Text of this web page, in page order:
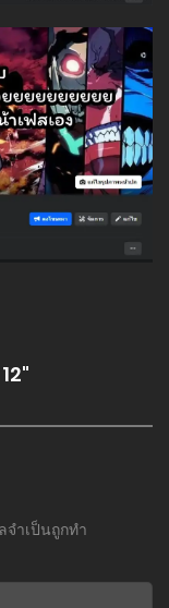
จำเป็นถูกทำ